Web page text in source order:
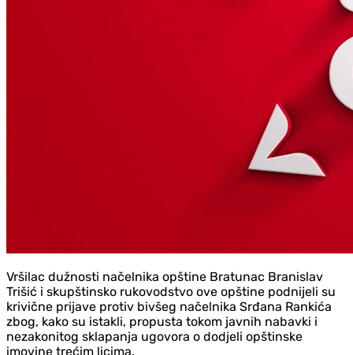
Vršilac dužnosti načelnika opštine Bratunac Branislav
Trišić i skupštinsko rukovodstvo ove opštine podnijeli su
krivične prijave protiv bivšeg načelnika Srđana Rankića
zbog, kako su istakli, propusta tokom javnih nabavki i
nezakonitog sklapanja ugovora o dodjeli opštinske
imovine trećim licima.